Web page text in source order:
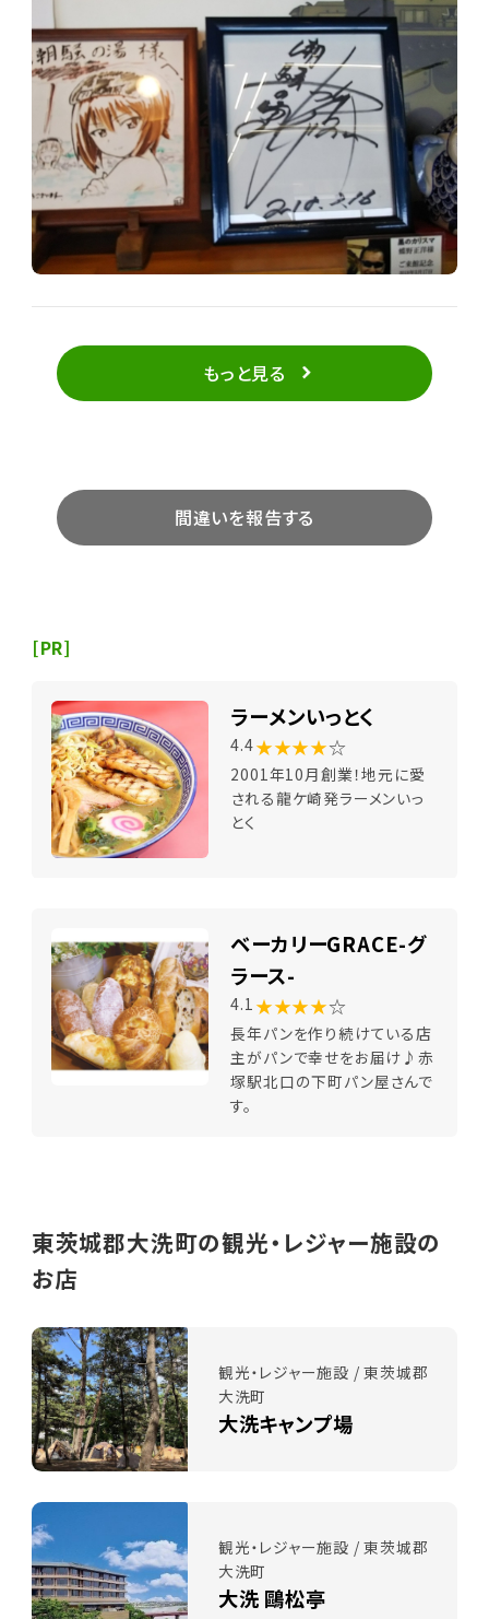
もっと見る
間違いを報告する
[PR]
ラーメンいっとく
4.4★★★★☆
2001年10月創業！地元に愛
される龍ケ崎発ラーメンいっ
とく
ベーカリーGRACE-グ
ラース-
4.1 ★★★★☆
長年パンを作り続けている店
主がパンで幸せをお届け♪赤
塚駅北口の下町パン屋さんで
す。
東茨城郡大洗町の観光・レジャー施設の
お店
観光・レジャー施設 / 東茨城郡
大洗町
大洗キャンプ場
観光・レジャー施設 / 東茨城郡
大洗町
大洗 鷗松亭